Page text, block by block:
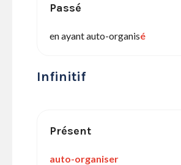
Passé
en ayant auto-organisé
Infinitif
Présent
auto-organiser